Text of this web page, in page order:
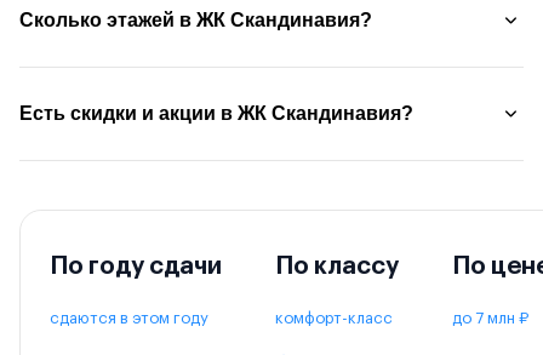
Сколько этажей в ЖК Скандинавия?
Есть скидки и акции в ЖК Скандинавия?
По году сдачи
сдаются в этом году
По классу
комфорт-класс
По
до 7 млн ₽